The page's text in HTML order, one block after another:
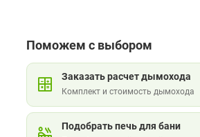
Поможем с выбором
Заказать расчет дымохода
Комплект и стоимость дымохода
Подобрать печь для бани